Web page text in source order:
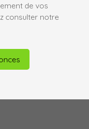
de vos
consulter notre